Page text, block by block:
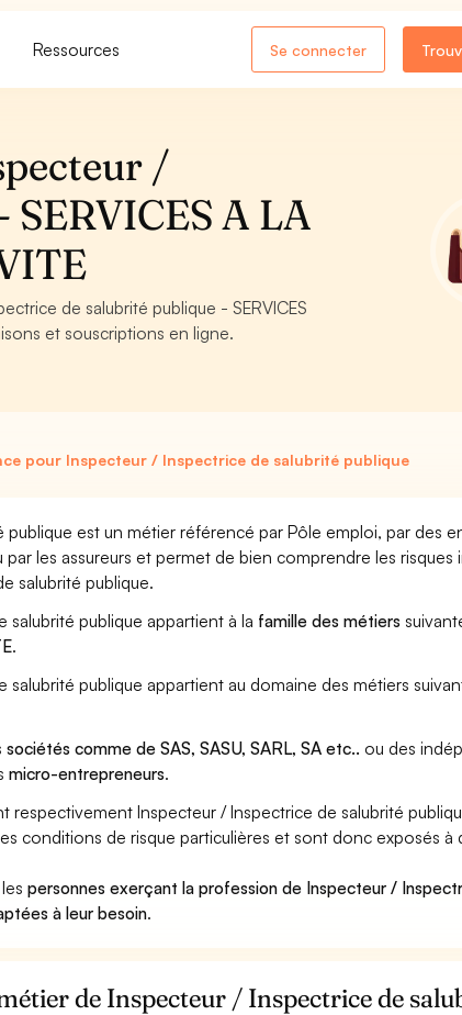
Ressources Se connecter
/
A LA
de salubrité publique - SERVICES
et souscriptions en ligne.
pour Inspecteur / Inspectrice de salubrité publique
publique est un métier référencé par Pôle emploi, par des
les assureurs et permet de bien comprendre les risques
salubrité publique.
salubrité publique appartient à la famille des métiers
.
salubrité publique appartient au domaine des métiers
sociétés comme de SAS, SASU, SARL, SA etc.. ou des
micro-entrepreneurs.
respectivement Inspecteur / Inspectrice de salubrité
conditions de risque particulières et sont donc exposés à
lespersonnes exerçant la profession de Inspecteur /
à leur besoin.
de Inspecteur / Inspectrice de